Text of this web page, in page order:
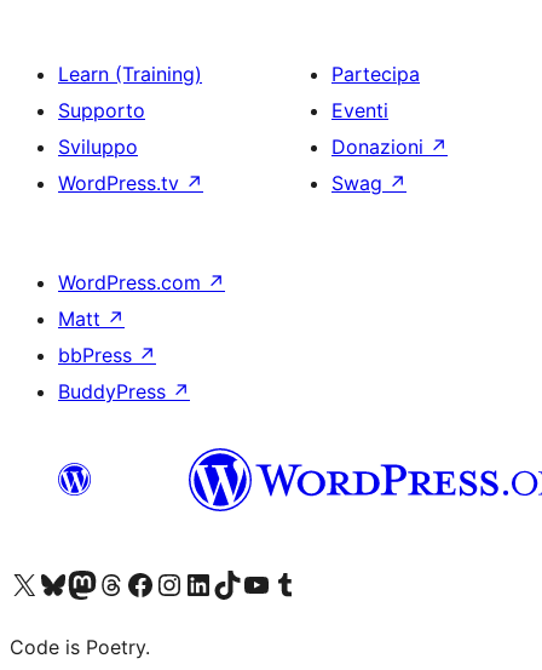
Learn (Training)
Supporto
Sviluppo
WordPress.tv ↗
Partecipa
Eventi
Donazioni ↗
Swag ↗
WordPress.com ↗
Matt ↗
bbPress ↗
BuddyPress ↗
Visita il nostro account X (ex Twitter)
Visita il nostro account Bluesky
Visita il nostro account Mastodon
Visita il nostro account Threads
Visita la nostra pagina Facebook
Visita il nostro account Instagram
Visita il nostro account LinkedIn
Visita il nostro account TikTok
Visita il nostro canale YouTube
Visita il nostro account Tumblr
Code is Poetry.